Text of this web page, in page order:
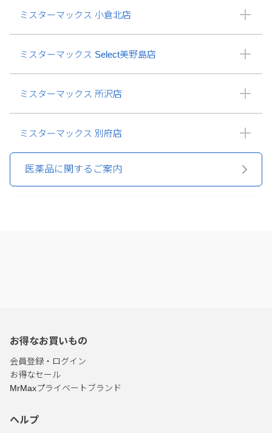
ミスターマックス 小倉北店
ミスターマックス Select美野島店
ミスターマックス 所沢店
ミスターマックス 別府店
医薬品に関するご案内
お得なお買いもの
会員登録・ログイン
お得なセール
MrMaxプライベートブランド
ヘルプ